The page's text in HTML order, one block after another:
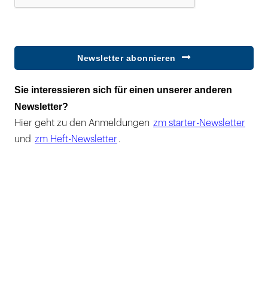
Newsletter abonnieren
Sie interessieren sich für einen unserer anderen
Newsletter?
Hier geht zu den Anmeldungen zm starter-Newsletter
und zm Heft-Newsletter .